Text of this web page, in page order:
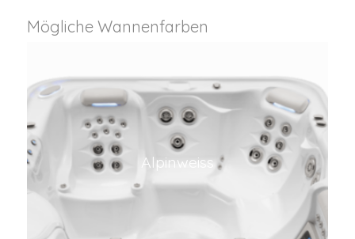
Mögliche Wannenfarben
Alpinweiss